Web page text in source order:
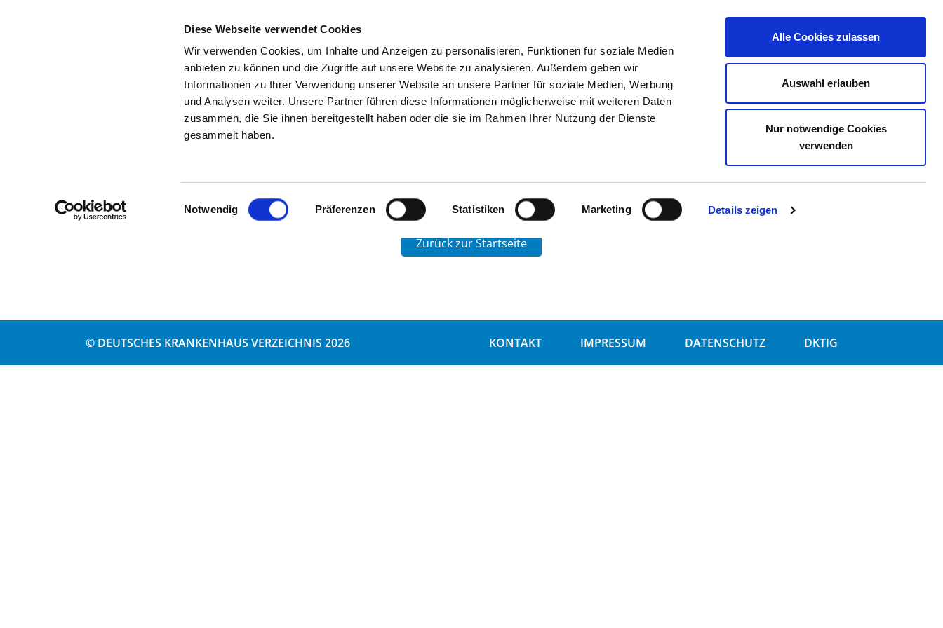
Diese Webseite verwendet Cookies
Wir verwenden Cookies, um Inhalte und Anzeigen zu personalisieren, Funktionen für soziale Medien
anbieten zu können und die Zugriffe auf unsere Website zu analysieren. Außerdem geben wir
Informationen zu Ihrer Verwendung unserer Website an unsere Partner für soziale Medien, Werbung
und Analysen weiter. Unsere Partner führen diese Informationen möglicherweise mit weiteren Daten
zusammen, die Sie ihnen bereitgestellt haben oder die sie im Rahmen Ihrer Nutzung der Dienste
gesammelt haben.
Einwilligungsauswahl
Notwendig Präferenzen Statistiken Marketing Details zeigen
Alle Cookies zulassen
Auswahl erlauben
Nur notwendige Cookies
verwenden
SUCHEN TIPPS & HILFE DAS DKV STELLENBÖRSE KONTAKT IHRE MEINUNG
DRK KLINIK METTLACH FÜR GERIATRIE UND REHABILITATION
Startseite finden. Klicken Sie auf das Logo oben links, um zur Startseite zu gelangen.
Zurück zur Startseite
© DEUTSCHES KRANKENHAUS VERZEICHNIS 2026 KONTAKT IMPRESSUM DATENSCHUTZ DKTIG